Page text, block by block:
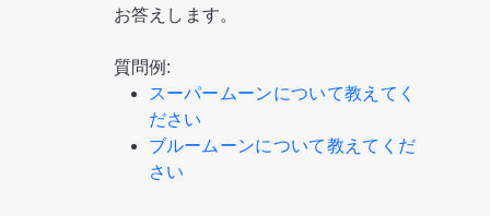
お答えします。
質問例:
スーパームーンについて教えてく
ださい
ブルームーンについて教えてくだ
さい